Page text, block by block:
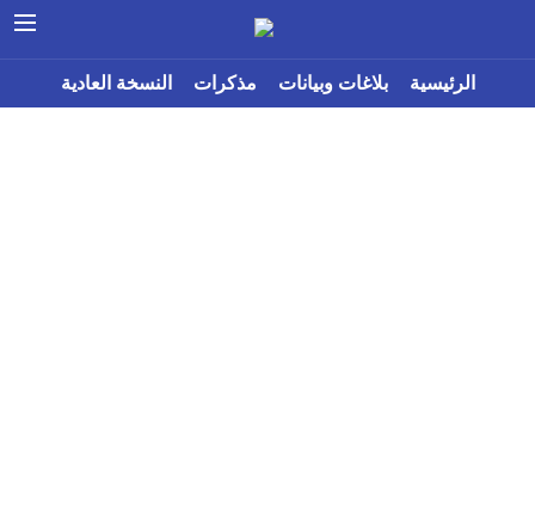
الرئيسية بلاغات وبيانات مذكرات النسخة العادية